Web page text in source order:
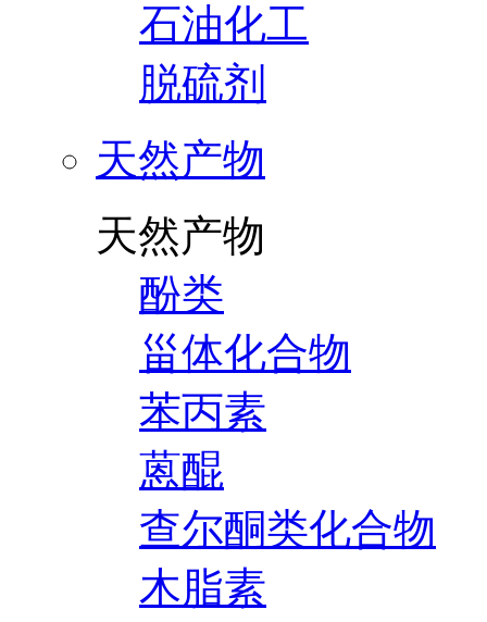
石油化工
脱硫剂
天然产物
天然产物
酚类
甾体化合物
苯丙素
蒽醌
查尔酮类化合物
木脂素